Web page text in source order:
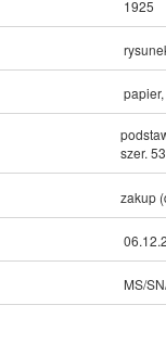
1925
szer.
zakup
MS/